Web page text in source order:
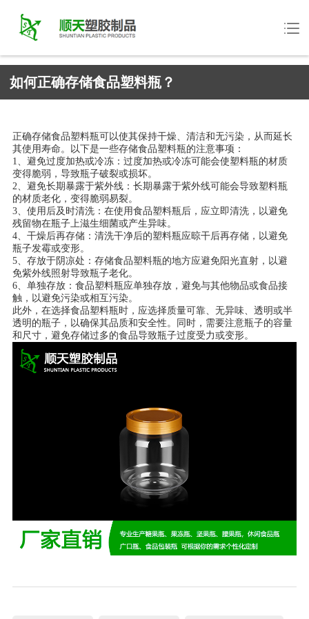
如何正确存储食品塑料瓶？
正确存储食品塑料瓶可以使其保持干燥、清洁和无污染，从而延长
其使用寿命。以下是一些存储食品塑料瓶的注意事项：
1、避免过度加热或冷冻：过度加热或冷冻可能会使塑料瓶的材质
变得脆弱，导致瓶子破裂或损坏。
2、避免长期暴露于紫外线：长期暴露于紫外线可能会导致塑料瓶
的材质老化，变得脆弱易裂。
3、使用后及时清洗：在使用食品塑料瓶后，应立即清洗，以避免
残留物在瓶子上滋生细菌或产生异味。
4、干燥后再存储：清洗干净后的塑料瓶应晾干后再存储，以避免
瓶子发霉或变形。
5、存放于阴凉处：存储食品塑料瓶的地方应避免阳光直射，以避
免紫外线照射导致瓶子老化。
6、单独存放：食品塑料瓶应单独存放，避免与其他物品或食品接
触，以避免污染或相互污染。
此外，在选择食品塑料瓶时，应选择质量可靠、无异味、透明或半
透明的瓶子，以确保其品质和安全性。同时，需要注意瓶子的容量
和尺寸，避免存储过多的食品导致瓶子过度受力或变形。